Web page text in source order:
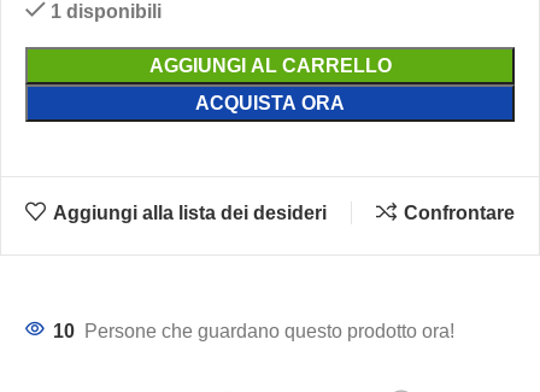
1 disponibili
AGGIUNGI AL CARRELLO
ACQUISTA ORA
Aggiungi alla lista dei desideri Confrontare
10 Persone che guardano questo prodotto ora!